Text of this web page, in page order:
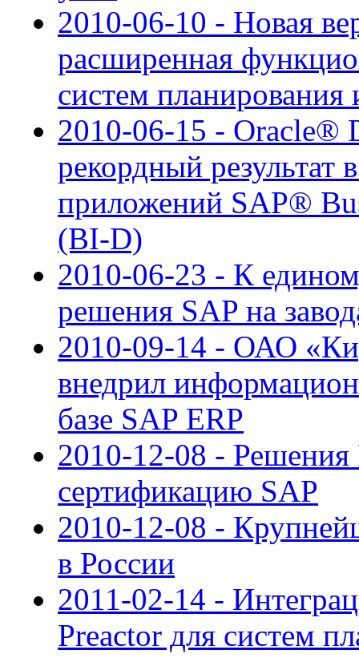
2010-06-10 - Новая
расширенная
систем планирования
2010-06-15 - Oracle®
рекордный результат
приложений SAP®
(BI-D)
2010-06-23 - К
решения SAP на
2010-09-14 - ОАО
внедрил
базе SAP ERP
2010-12-08 - Решения
сертификацию SAP
2010-12-08 -
в России
2011-02-14 -
Preactor для систем